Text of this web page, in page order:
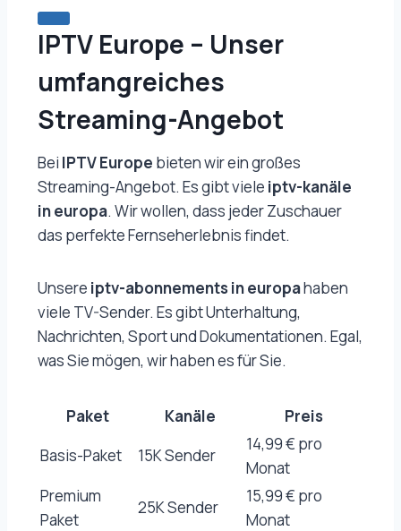
IPTV Europe – Unser
umfangreiches
Streaming-Angebot
Bei IPTV Europe bieten wir ein großes
Streaming-Angebot. Es gibt viele iptv-kanäle
in europa. Wir wollen, dass jeder Zuschauer
das perfekte Fernseherlebnis findet.
Unsere iptv-abonnements in europahaben
viele TV-Sender. Es gibt Unterhaltung,
Nachrichten, Sport und Dokumentationen. Egal,
was Sie mögen, wir haben es für Sie.
Paket Kanäle
Preis
Basis-Paket
15K Sender
14,99 € pro
Monat
Premium
Paket
25K Sender
15,99 € pro
Monat